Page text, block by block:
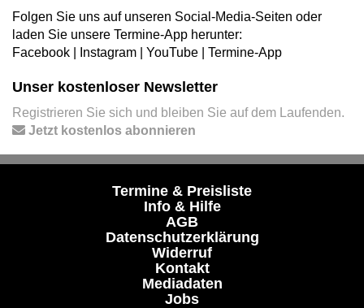
Folgen Sie uns auf unseren Social-Media-Seiten oder
laden Sie unsere Termine-App herunter:
Facebook
Instagram YouTube Termine-App
Unser kostenloser Newsletter
Registrieren Sie sich und bleiben Sie auf dem Laufenden.
Jetzt kostenlos abonnieren
Termine & Preisliste
Info & Hilfe
AGB
Datenschutzerklärung
Widerruf
Kontakt
Mediadaten
Jobs